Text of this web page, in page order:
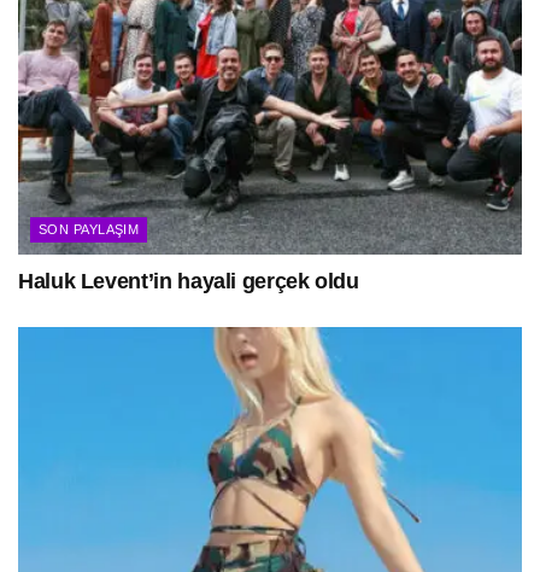
SON PAYLAŞIM
Haluk Levent’in hayali gerçek oldu